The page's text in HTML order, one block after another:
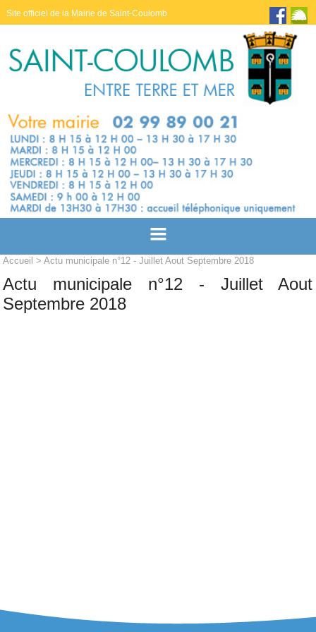
Site officiel de la Mairie de Saint-Coulomb
Accueil > Actu municipale n°12 - Juillet Aout Septembre 2018
Actu municipale n°12 - Juillet Aout
Septembre 2018